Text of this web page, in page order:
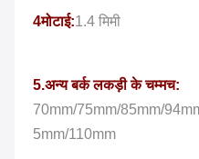
4मोटाई:1.4 मिमी
5.अन्य बर्क लकड़ी के चम्मच:
70mm/75mm/85mm/
5mm/110mm